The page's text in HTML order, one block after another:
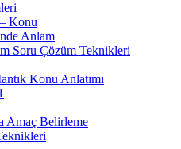
Konu
Anlam
Soru Çözüm Teknikleri
Konu Anlatımı
Amaç Belirleme